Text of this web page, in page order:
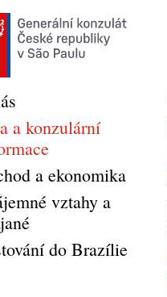
a konzulární
a ekonomika
vztahy a
do Brazílie